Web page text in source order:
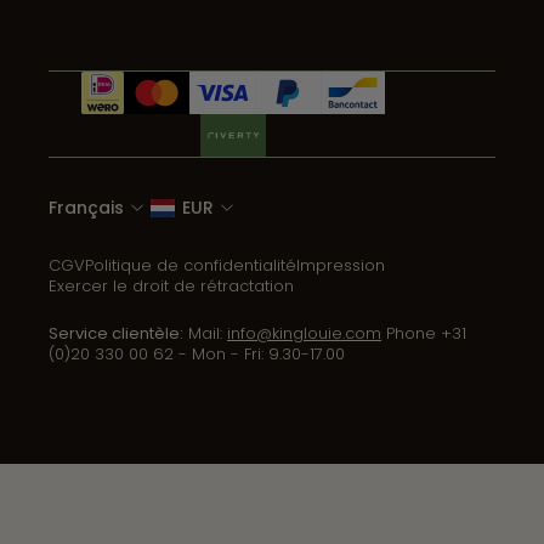
Français EUR
CGVPolitique de confidentialitéImpression
Exercer le droit de rétractation
Service clientèle: Mail: info@kinglouie.com Phone +31
(0)20 330 00 62 - Mon - Fri: 9.30-17.00